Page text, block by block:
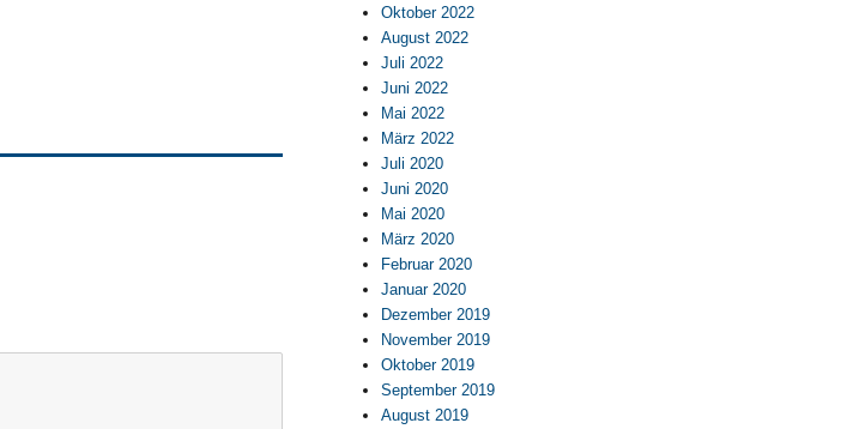
Oktober 2022
August 2022
Juli 2022
Juni 2022
Mai 2022
März 2022
Juli 2020
Juni 2020
Mai 2020
März 2020
Februar 2020
Januar 2020
Dezember 2019
November 2019
Oktober 2019
September 2019
August 2019